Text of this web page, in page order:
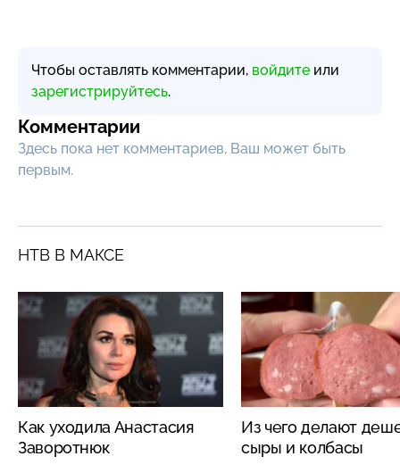
Чтобы оставлять комментарии, войдите или
зарегистрируйтесь.
Комментарии
Здесь пока нет комментариев, Ваш может быть
первым.
НТВ В МАКСЕ
Как уходила Анастасия
Заворотнюк
Из чего делают
сыры и колбасы